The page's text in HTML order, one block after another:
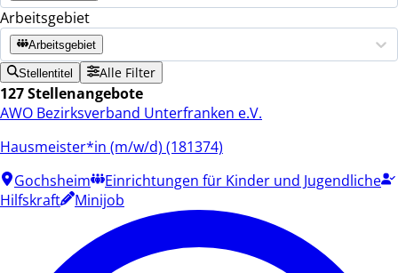
Arbeitsgebiet
Arbeitsgebiet
Stellentitel Alle Filter
127 Stellenangebote
AWO Bezirksverband Unterfranken e.V.
Hausmeister*in (m/w/d) (181374)
Gochsheim
Einrichtungen für Kinder und Jugendliche
Hilfskraft
Minijob